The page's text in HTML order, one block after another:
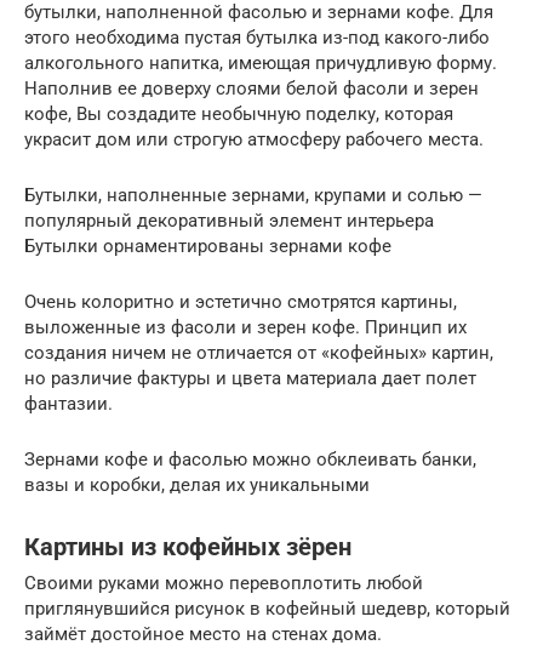
бутылки, наполненной фасолью и зернами кофе. Для
этого необходима пустая бутылка из-под какого-либо
алкогольного напитка, имеющая причудливую форму.
Наполнив ее доверху слоями белой фасоли и зерен
кофе, Вы создадите необычную поделку, которая
украсит дом или строгую атмосферу рабочего места.
Бутылки, наполненные зернами, крупами и солью —
популярный декоративный элемент интерьера
Бутылки орнаментированы зернами кофе
Очень колоритно и эстетично смотрятся картины,
выложенные из фасоли и зерен кофе. Принцип их
создания ничем не отличается от «кофейных» картин,
но различие фактуры и цвета материала дает полет
фантазии.
Зернами кофе и фасолью можно обклеивать банки,
вазы и коробки, делая их уникальными
Картины из кофейных зёрен
Своими руками можно перевоплотить любой
приглянувшийся рисунок в кофейный шедевр, который
займёт достойное место на стенах дома.